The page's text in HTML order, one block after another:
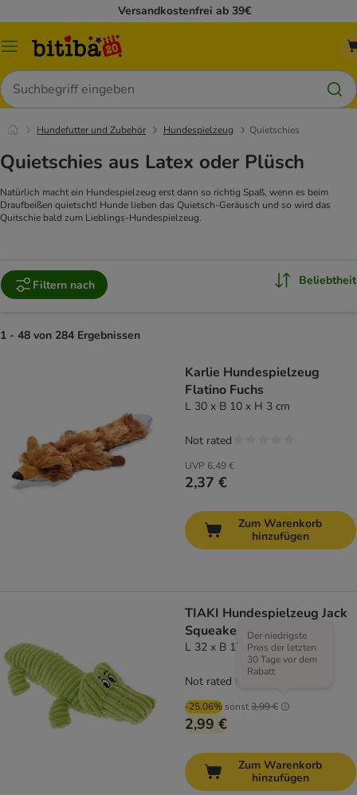
Versandkostenfrei ab 39€
Menü
Suchen
Hundefutter und Zubehör Hundespielzeug Quietschies
Quietschies aus Latex oder Plüsch
Natürlich macht ein Hundespielzeug erst dann so richtig Spaß, wenn es beim
Draufbeißen quietscht! Hunde lieben das Quietsch-Geräusch und so wird das
Quitschie bald zum Lieblings-Hundespielzeug.
Filtern nach Beliebtheit
1 - 48 von 284 Ergebnissen
Karlie Hundespielzeug
Flatino Fuchs
L 30 x B 10 x H 3 cm
UVP 6,49 €
2,37 €
Not rated
Zum Warenkorb
hinzufügen
TIAKI Hundespielzeug Jack
Squeaker
L 32 x B 17 x H 9 cm
-25.06% sonst3,99 €
Der niedrigste
Preis der letzten
30 Tage vor dem
Rabatt
2,99 €
Not rated
Zum Warenkorb
hinzufügen